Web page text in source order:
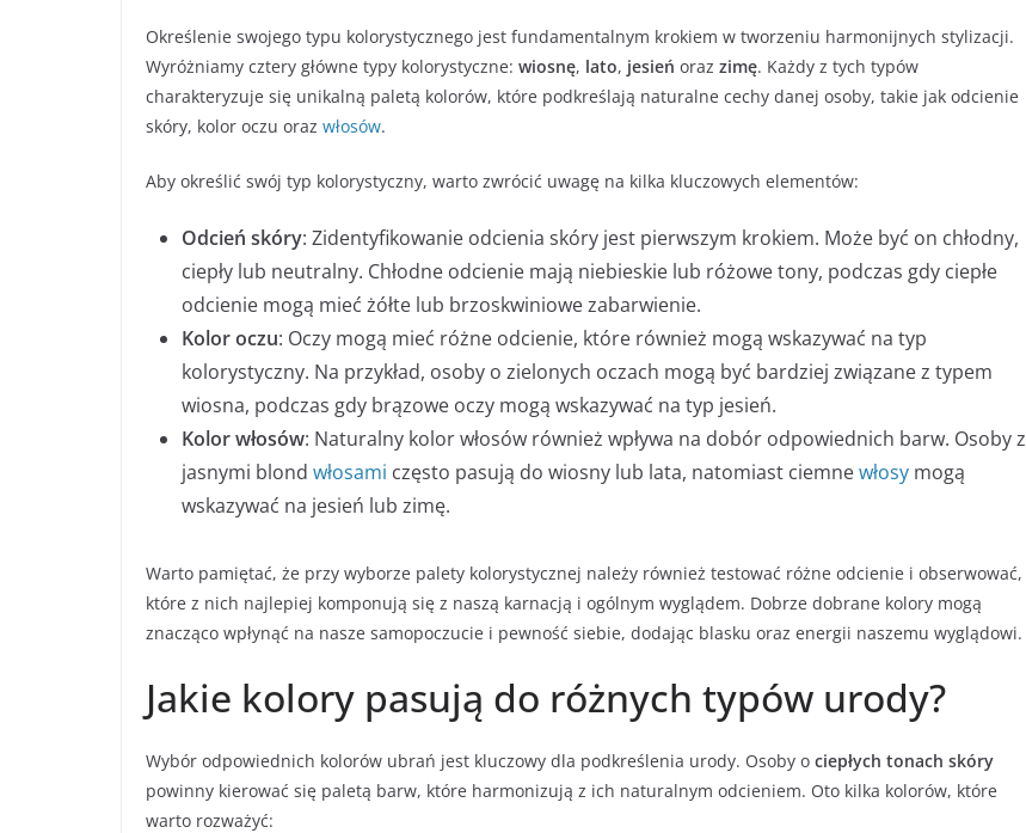
Określenie swojego typu kolorystycznego jest fundamentalnym krokiem w tworzeniu harmonijnych stylizacji.
Wyróżniamy cztery główne typy kolorystyczne: wiosnę, lato, jesień oraz zimę. Każdy z tych typów
charakteryzuje się unikalną paletą kolorów, które podkreślają naturalne cechy danej osoby, takie jak odcienie
skóry, kolor oczu oraz włosów.
Aby określić swój typ kolorystyczny, warto zwrócić uwagę na kilka kluczowych elementów:
Odcień skóry: Zidentyfikowanie odcienia skóry jest pierwszym krokiem. Może być on chłodny,
ciepły lub neutralny. Chłodne odcienie mają niebieskie lub różowe tony, podczas gdy ciepłe
odcienie mogą mieć żółte lub brzoskwiniowe zabarwienie.
Kolor oczu: Oczy mogą mieć różne odcienie, które również mogą wskazywać na typ
kolorystyczny. Na przykład, osoby o zielonych oczach mogą być bardziej związane z typem
wiosna, podczas gdy brązowe oczy mogą wskazywać na typ jesień.
Kolor włosów: Naturalny kolor włosów również wpływa na dobór odpowiednich barw. Osoby z
jasnymi blond włosami często pasują do wiosny lub lata, natomiast ciemnewłosy mogą
wskazywać na jesień lub zimę.
Warto pamiętać, że przy wyborze palety kolorystycznej należy również testować różne odcienie i obserwować,
które z nich najlepiej komponują się z naszą karnacją i ogólnym wyglądem. Dobrze dobrane kolory mogą
znacząco wpłynąć na nasze samopoczucie i pewność siebie, dodając blasku oraz energii naszemu wyglądowi.
Jakie kolory pasują do różnych typów urody?
Wybór odpowiednich kolorów ubrań jest kluczowy dla podkreślenia urody. Osoby o ciepłych tonach skóry
powinny kierować się paletą barw, które harmonizują z ich naturalnym odcieniem. Oto kilka kolorów, które
warto rozważyć: